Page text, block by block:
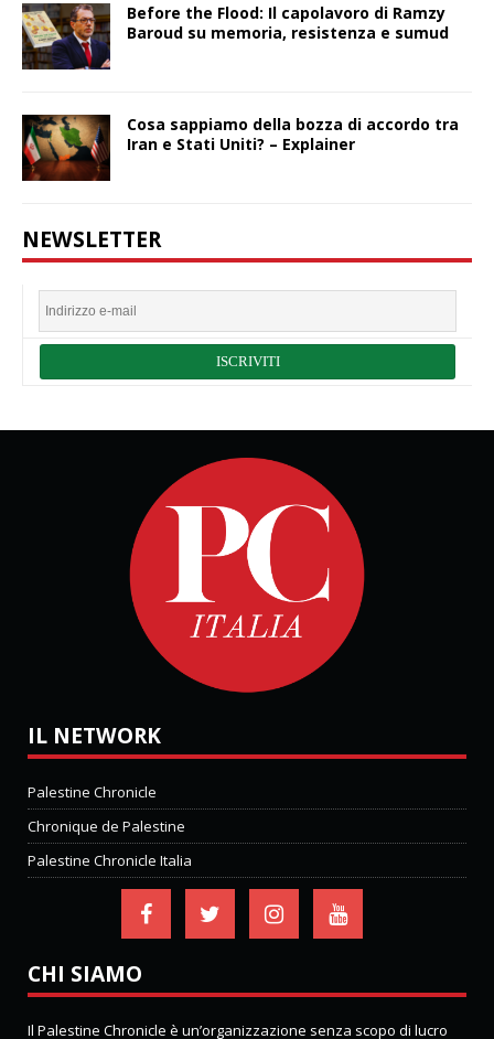
Before the Flood: Il capolavoro di Ramzy
Baroud su memoria, resistenza e sumud
Cosa sappiamo della bozza di accordo tra
Iran e Stati Uniti? – Explainer
NEWSLETTER
IL NETWORK
Palestine Chronicle
Chronique de Palestine
Palestine Chronicle Italia
CHI SIAMO
Il Palestine Chronicle è un’organizzazione senza scopo di lucro